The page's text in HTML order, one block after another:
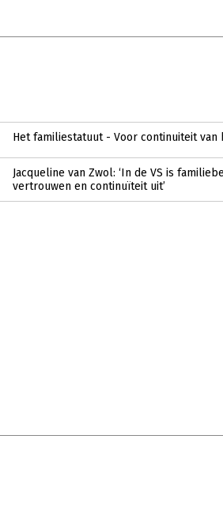
Het familiestatuut - Voor continuiteit
Jacqueline van Zwol: ‘In de VS is
vertrouwen en continuïteit uit’